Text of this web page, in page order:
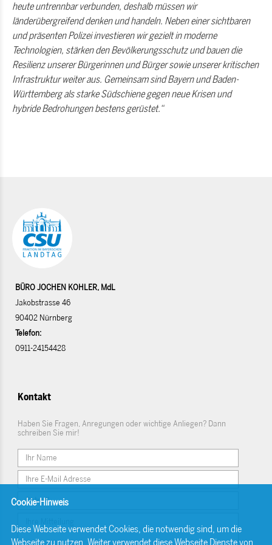
heute untrennbar verbunden, deshalb müssen wir
länderübergreifend denken und handeln. Neben einer sichtbaren
und präsenten Polizei investieren wir gezielt in moderne
Technologien, stärken den Bevölkerungsschutz und bauen die
Resilienz unserer Bürgerinnen und Bürger sowie unserer kritischen
Infrastruktur weiter aus. Gemeinsam sind Bayern und Baden-
Württemberg als starke Südschiene gegen neue Krisen und
hybride Bedrohungen bestens gerüstet.“
BÜRO JOCHEN KOHLER, MdL
Jakobstrasse 46
90402 Nürnberg
Telefon:
0911-24154428
Kontakt
Haben Sie Fragen, Anregungen oder wichtige Anliegen? Dann
schreiben Sie mir!
Cookie-Hinweis
Diese Webseite verwendet Cookies, die notwendig sind, um die
Webseite zu nutzen. Weiter verwendet diese Webseite Dienste von